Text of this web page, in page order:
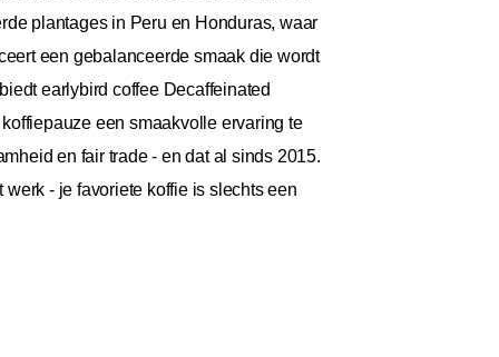
plantages in Peru en Honduras, waar
een gebalanceerde smaak die wordt
earlybird coffee Decaffeinated
een smaakvolle ervaring te
en fair trade - en dat al sinds 2015.
- je favoriete koffie is slechts een